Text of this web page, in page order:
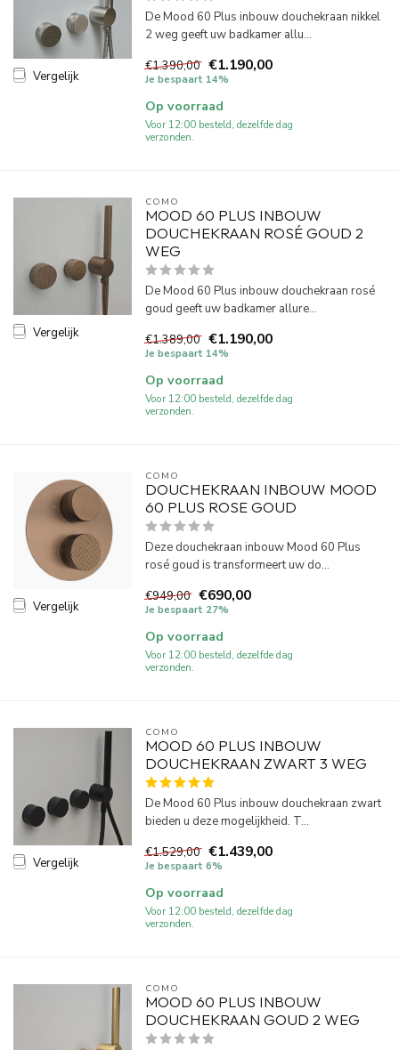
Vergelijk
De Mood 60 Plus inbouw douchekraan nikkel
2 weg geeft uw badkamer allu...
€1.390,00 €1.190,00
Je bespaart 14%
Op voorraad
Voor 12:00 besteld, dezelfde dag
verzonden.
Vergelijk
COMO
MOOD 60 PLUS INBOUW
DOUCHEKRAAN ROSÉ GOUD 2
WEG
De Mood 60 Plus inbouw douchekraan rosé
goud geeft uw badkamer allure...
€1.389,00 €1.190,00
Je bespaart 14%
Op voorraad
Voor 12:00 besteld, dezelfde dag
verzonden.
Vergelijk
COMO
DOUCHEKRAAN INBOUW MOOD
60 PLUS ROSE GOUD
Deze douchekraan inbouw Mood 60 Plus
rosé goud is transformeert uw do...
€949,00 €690,00
Je bespaart 27%
Op voorraad
Voor 12:00 besteld, dezelfde dag
verzonden.
Vergelijk
COMO
MOOD 60 PLUS INBOUW
DOUCHEKRAAN ZWART 3 WEG
De Mood 60 Plus inbouw douchekraan zwart
bieden u deze mogelijkheid. T...
€1.529,00 €1.439,00
Je bespaart 6%
Op voorraad
Voor 12:00 besteld, dezelfde dag
verzonden.
COMO
MOOD 60 PLUS INBOUW
DOUCHEKRAAN GOUD 2 WEG